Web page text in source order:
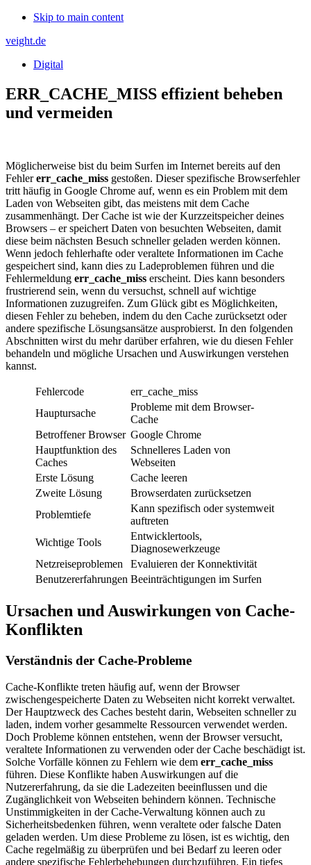
Skip to main content
veight.de
Digital
ERR_CACHE_MISS effizient beheben
und vermeiden
Möglicherweise bist du beim Surfen im Internet bereits auf den
Fehlererr_cache_miss gestoßen. Dieser spezifische Browserfehler
tritt häufig in Google Chrome auf, wenn es ein Problem mit dem
Laden von Webseiten gibt, das meistens mit dem Cache
zusammenhängt. Der Cache ist wie der Kurzzeitspeicher deines
Browsers – er speichert Daten von besuchten Webseiten, damit
diese beim nächsten Besuch schneller geladen werden können.
Wenn jedoch fehlerhafte oder veraltete Informationen im Cache
gespeichert sind, kann dies zu Ladeproblemen führen und die
Fehlermeldung err_cache_miss erscheint. Dies kann besonders
frustrierend sein, wenn du versuchst, schnell auf wichtige
Informationen zuzugreifen. Zum Glück gibt es Möglichkeiten,
diesen Fehler zu beheben, indem du den Cache zurücksetzt oder
andere spezifische Lösungsansätze ausprobierst. In den folgenden
Abschnitten wirst du mehr darüber erfahren, wie du diesen Fehler
behandeln und mögliche Ursachen und Auswirkungen verstehen
kannst.
Fehlercode
err_cache_miss
Hauptursache
Probleme mit dem Browser-
Cache
Betroffener Browser Google Chrome
Hauptfunktion des
Caches
Schnelleres Laden von
Webseiten
Erste Lösung
Cache leeren
Zweite Lösung
Browserdaten zurücksetzen
Problemtiefe
Kann spezifisch oder systemweit
auftreten
Wichtige Tools
Entwicklertools,
Diagnosewerkzeuge
Netzreiseproblemen
Evaluieren der Konnektivität
Benutzererfahrungen Beeinträchtigungen im Surfen
Ursachen und Auswirkungen von Cache-
Konflikten
Verständnis der Cache-Probleme
Cache-Konflikte treten häufig auf, wenn der Browser
zwischengespeicherte Daten zu Webseiten nicht korrekt verwaltet.
Der Hauptzweck des Caches besteht darin, Webseiten schneller zu
laden, indem vorher gesammelte Ressourcen verwendet werden.
Doch Probleme können entstehen, wenn der Browser versucht,
veraltete Informationen zu verwenden oder der Cache beschädigt ist.
Solche Vorfälle können zu Fehlern wie dem err_cache_miss
führen. Diese Konflikte haben Auswirkungen auf die
Nutzererfahrung, da sie die Ladezeiten beeinflussen und die
Zugänglichkeit von Webseiten behindern können. Technische
Unstimmigkeiten in der Cache-Verwaltung können auch zu
Sicherheitsbedenken führen, wenn veraltete oder falsche Daten
geladen werden. Um diese Probleme zu lösen, ist es wichtig, den
Cache regelmäßig zu überprüfen und bei Bedarf zu leeren oder
andere spezifische Fehlerbehebungen durchzuführen. Ein tiefes